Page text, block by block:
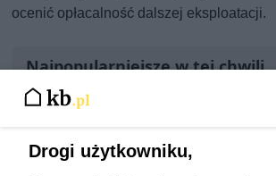
ocenić opłacalność dalszej eksploatacji.
Najpopularniejsze w tej chwili
polski król był wielką
Drogi użytkowniku,